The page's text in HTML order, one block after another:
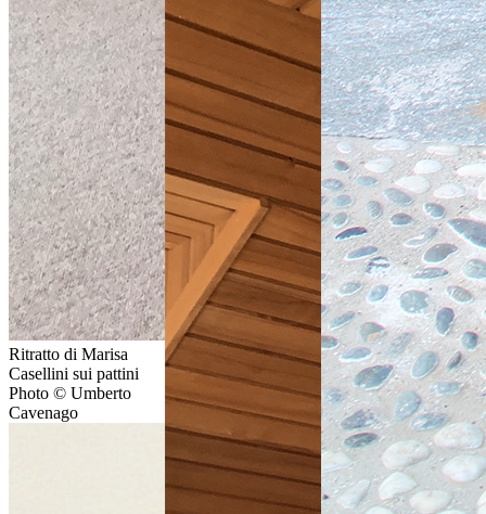
Ritratto di Marisa
Casellini sui pattini
Photo © Umberto
Cavenago